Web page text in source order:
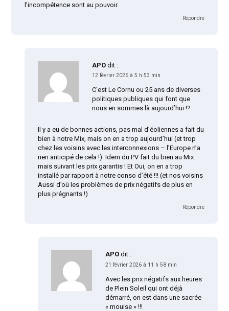
l’incompétence sont au pouvoir.
Répondre
APO dit :
12 février 2026 à 5 h 53 min
C’est Le Cornu ou 25 ans de diverses
politiques publiques qui font que
nous en sommes là aujourd’hui !?
Il y a eu de bonnes actions, pas mal d’éoliennes a fait du
bien à notre Mix, mais on en a trop aujourd’hui (et trop
chez les voisins avec les interconnexions – l’Europe n’a
rien anticipé de cela !). Idem du PV fait du bien au Mix
mais suivant les prix garantis ! Et Oui, on en a trop
installé par rapport à notre conso d’été !!! (et nos voisins
Aussi d’où les problèmes de prix négatifs de plus en
plus prégnants !)
Répondre
APO dit :
21 février 2026 à 11 h 58 min
Avec les prix négatifs aux heures
de Plein Soleil qui ont déjà
démarré, on est dans une sacrée
« mouise » !!!